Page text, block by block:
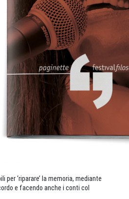
per ‘riparare’ la memoria, mediante
e facendo anche i conti col